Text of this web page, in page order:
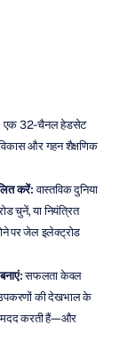
एक 32-चैनल हेडसेट
विकास और गहन शैक्षणिक
करें: वास्तविक दुनिया
चुनें, या नियंत्रित
पर जेल इलेक्ट्रोड
सफलता केवल
उपकरणों की देखभाल के
मदद करती हैं—और